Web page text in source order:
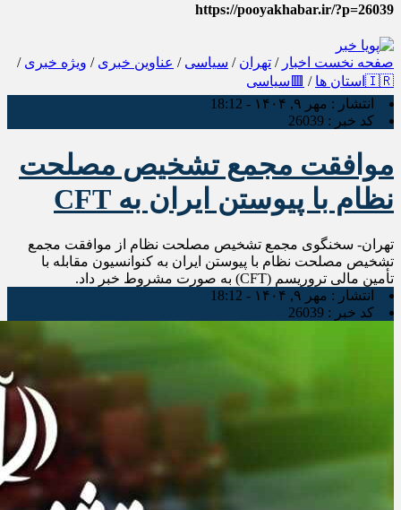
https://pooyakhabar.ir/?p=26039
صفحه نخست اخبار / تهران / سیاسی / عناوین خبری / ویژه خبری /
🇮🇷استان ها
/ 🟥سیاسی
انتشار : مهر ۹, ۱۴۰۴ - 18:12
کد خبر : 26039
موافقت مجمع تشخیص مصلحت
نظام با پیوستن ایران به CFT
تهران- سخنگوی مجمع تشخیص مصلحت نظام از موافقت مجمع
تشخیص مصلحت نظام با پیوستن ایران به کنوانسیون مقابله با
تأمین مالی تروریسم (CFT) به صورت مشروط خبر داد.
انتشار : مهر ۹, ۱۴۰۴ - 18:12
کد خبر : 26039